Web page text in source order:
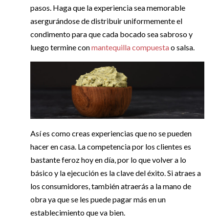
pasos. Haga que la experiencia sea memorable
asergurándose de distribuir uniformemente el
condimento para que cada bocado sea sabroso y
luego termine conmantequilla compuestao salsa.
Así es como creas experiencias que no se pueden
hacer en casa. La competencia por los clientes es
bastante feroz hoy en día, por lo que volver a lo
básico y la ejecución es la clave del éxito. Si atraes a
los consumidores, también atraerás a la mano de
obra ya que se les puede pagar más en un
establecimiento que va bien.